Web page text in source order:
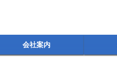
会社案内